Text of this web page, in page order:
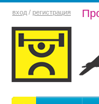
вход / регистрация